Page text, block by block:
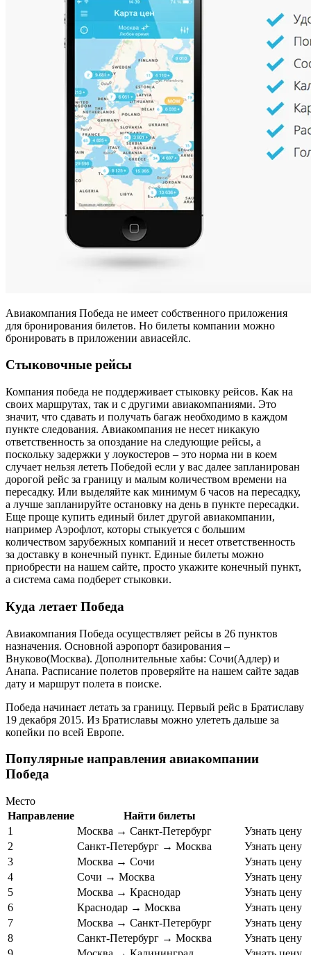
Авиакомпания Победа не имеет собственного приложения
для бронирования билетов. Но билеты компании можно
бронировать в приложении авиасейлс.
Стыковочные рейсы
Компания победа не поддерживает стыковку рейсов. Как на
своих маршрутах, так и с другими авиакомпаниями. Это
значит, что сдавать и получать багаж необходимо в каждом
пункте следования. Авиакомпания не несет никакую
ответственность за опоздание на следующие рейсы, а
поскольку задержки у лоукостеров – это норма ни в коем
случает нельзя лететь Победой если у вас далее запланирован
дорогой рейс за границу и малым количеством времени на
пересадку. Или выделяйте как минимум 6 часов на пересадку,
а лучше запланируйте остановку на день в пункте пересадки.
Еще проще купить единый билет другой авиакомпании,
например Аэрофлот, которы стыкуется с большим
количеством зарубежных компаний и несет ответственность
за доставку в конечный пункт. Единые билеты можно
приобрести на нашем сайте, просто укажите конечный пункт,
а система сама подберет стыковки.
Куда летает Победа
Авиакомпания Победа осуществляет рейсы в 26 пунктов
назначения. Основной аэропорт базирования –
Внуково(Москва). Дополнительные хабы: Сочи(Адлер) и
Анапа. Расписание полетов проверяйте на нашем сайте задав
дату и маршрут полета в поиске.
Победа начинает летать за границу. Первый рейс в Братиславу
19 декабря 2015. Из Братиславы можно улететь дальше за
копейки по всей Европе.
Популярные направления авиакомпании
Победа
Место
Направление
Найти билеты
1
Москва → Санкт-Петербург
Узнать цену
2
Санкт-Петербург → Москва
Узнать цену
3
Москва → Сочи
Узнать цену
4
Сочи → Москва
Узнать цену
5
Москва → Краснодар
Узнать цену
6
Краснодар → Москва
Узнать цену
7
Москва → Санкт-Петербург
Узнать цену
8
Санкт-Петербург → Москва
Узнать цену